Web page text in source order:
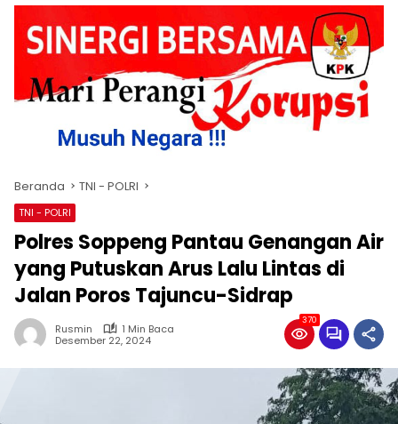
Beranda TNI - POLRI
TNI - POLRI
Polres Soppeng Pantau Genangan Air
yang Putuskan Arus Lalu Lintas di
Jalan Poros Tajuncu-Sidrap
Rusmin
1 Min Baca
Desember 22, 2024
370